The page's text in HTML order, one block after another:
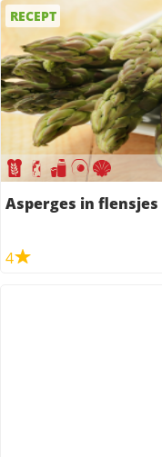
RECEPT
Asperges in flensjes
4